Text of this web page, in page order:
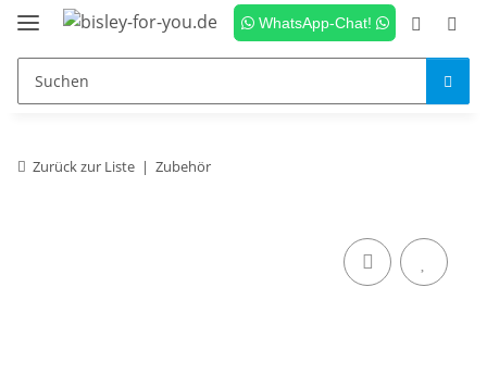
WhatsApp-Chat!
Zurück zur Liste Zubehör